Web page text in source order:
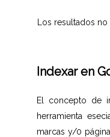
Los resultados
Indexar en
El concepto de
herramienta
marcas y/0